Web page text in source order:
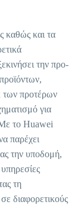
καθώς και τα
την προ-
των προτέρων
για
Με το Huawei
παρέχει
την υποδομή,
τη
διαφορετικούς